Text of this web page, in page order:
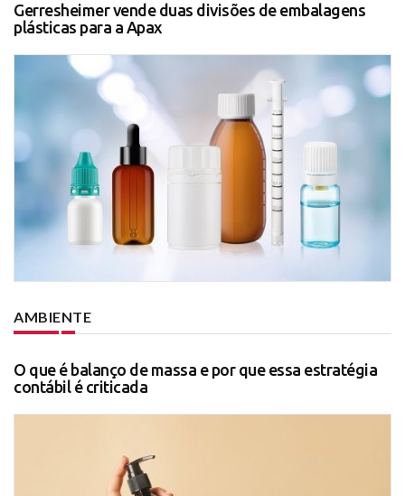
Gerresheimer vende duas divisões de embalagens
plásticas para a Apax
AMBIENTE
O que é balanço de massa e por que essa estratégia
contábil é criticada